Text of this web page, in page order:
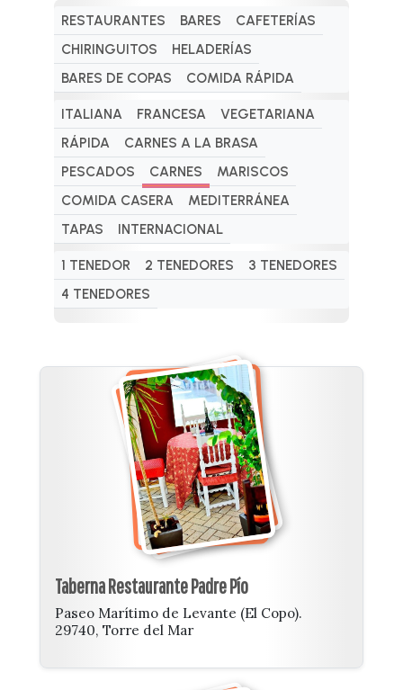
RESTAURANTES BARES
CAFETERÍAS
CHIRINGUITOS
HELADERÍAS
BARES DE COPAS
COMIDA RÁPIDA
ITALIANA FRANCESA
VEGETARIANA
RÁPIDA
CARNES A LA BRASA
PESCADOS
CARNES
MARISCOS
COMIDA CASERA
MEDITERRÁNEA
TAPAS
INTERNACIONAL
1 TENEDOR 2 TENEDORES
3 TENEDORES
4 TENEDORES
Taberna Restaurante Padre Pío
Paseo Marítimo de Levante (El Copo).
29740, Torre del Mar